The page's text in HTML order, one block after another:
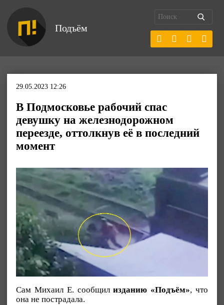
Подъём
29.05.2023 12:26
В Подмосковье рабочий спас
девушку на железнодорожном
переезде, оттолкнув её в последний
момент
Сам Михаил Е. сообщилизданию «Подъём», что
она не пострадала.